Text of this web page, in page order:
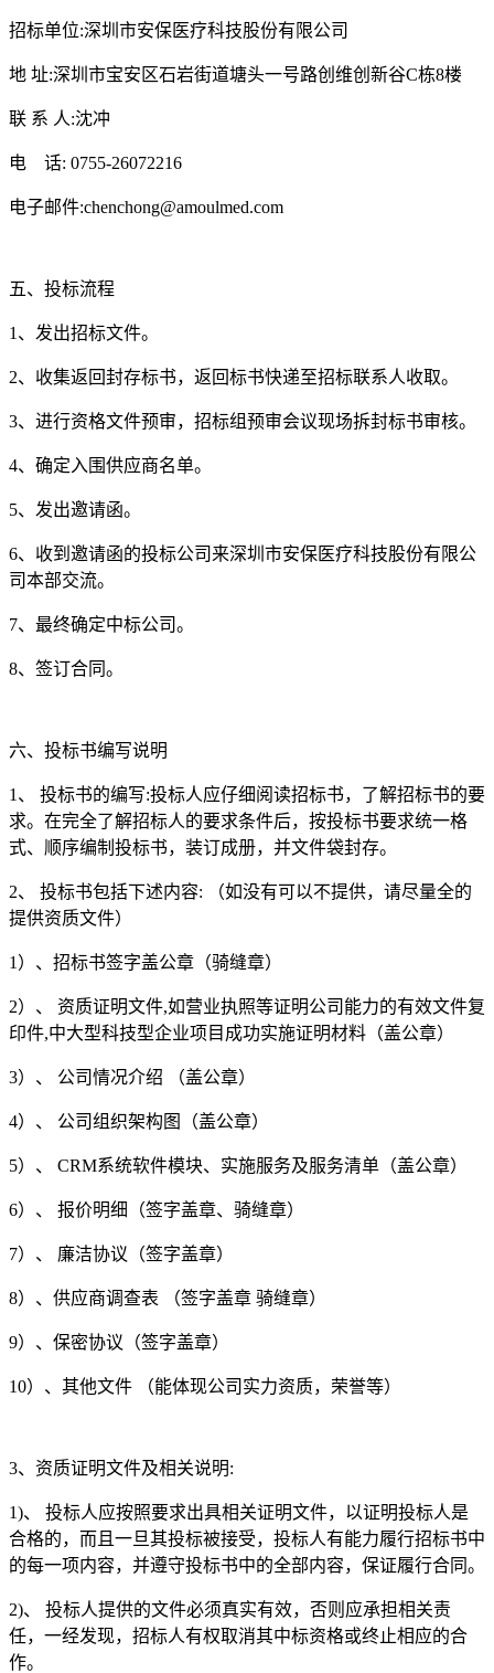
招标单位:深圳市安保医疗科技股份有限公司
地 址:深圳市宝安区石岩街道塘头一号路创维创新谷C栋8楼
联 系 人:沈冲
电 话: 0755-26072216
电子邮件:chenchong@amoulmed.com
五、投标流程
1、发出招标文件。
2、收集返回封存标书，返回标书快递至招标联系人收取。
3、进行资格文件预审，招标组预审会议现场拆封标书审核。
4、确定入围供应商名单。
5、发出邀请函。
6、收到邀请函的投标公司来深圳市安保医疗科技股份有限公
司本部交流。
7、最终确定中标公司。
8、签订合同。
六、投标书编写说明
1、 投标书的编写:投标人应仔细阅读招标书，了解招标书的要
求。在完全了解招标人的要求条件后，按投标书要求统一格
式、顺序编制投标书，装订成册，并文件袋封存。
2、 投标书包括下述内容: （如没有可以不提供，请尽量全的
提供资质文件）
1）、招标书签字盖公章（骑缝章）
2）、 资质证明文件,如营业执照等证明公司能力的有效文件复
印件,中大型科技型企业项目成功实施证明材料（盖公章）
3）、 公司情况介绍 （盖公章）
4）、 公司组织架构图（盖公章）
5）、 CRM系统软件模块、实施服务及服务清单（盖公章）
6）、 报价明细（签字盖章、骑缝章）
7）、 廉洁协议（签字盖章）
8）、供应商调查表 （签字盖章 骑缝章）
9）、保密协议（签字盖章）
10）、其他文件 （能体现公司实力资质，荣誉等）
3、资质证明文件及相关说明:
1)、 投标人应按照要求出具相关证明文件，以证明投标人是
合格的，而且一旦其投标被接受，投标人有能力履行招标书中
的每一项内容，并遵守投标书中的全部内容，保证履行合同。
2)、 投标人提供的文件必须真实有效，否则应承担相关责
任，一经发现，招标人有权取消其中标资格或终止相应的合
作。